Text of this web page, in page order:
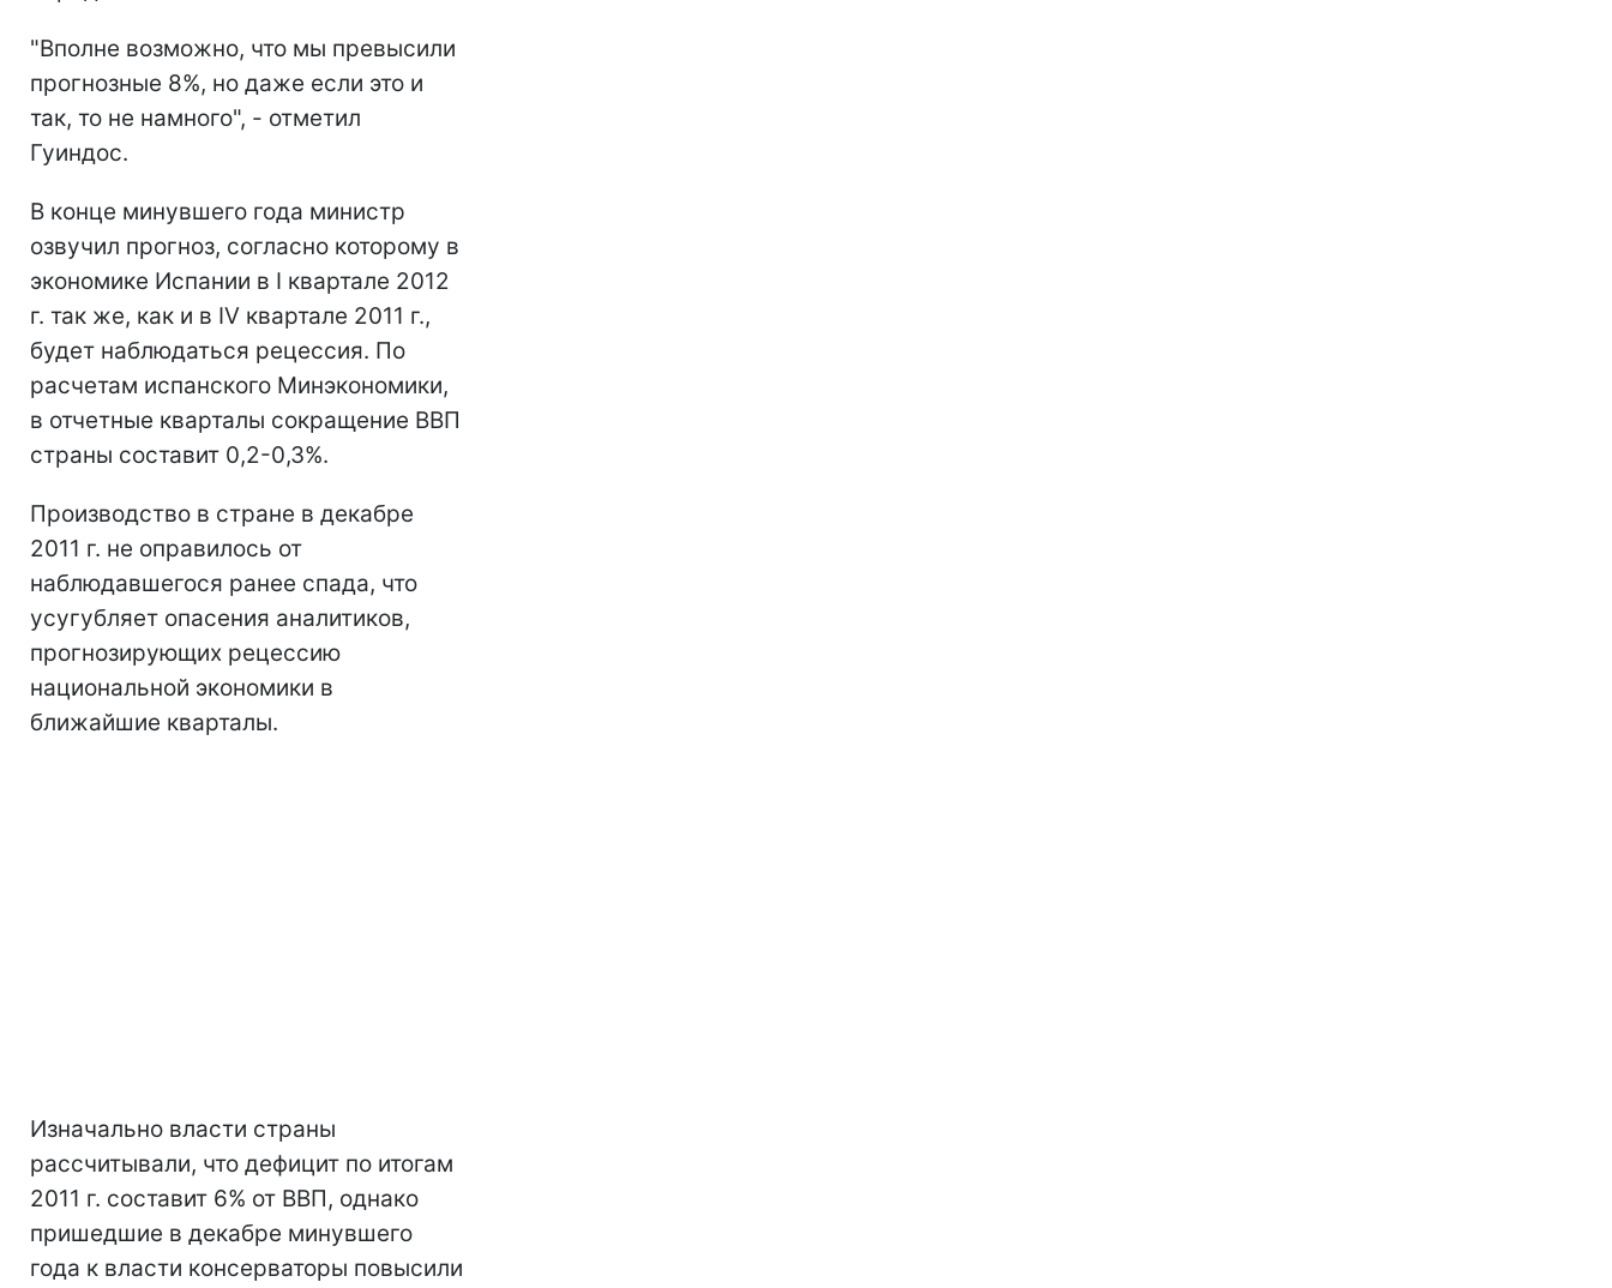
"Вполне возможно, что мы превысили
прогнозные 8%, но даже если это и
так, то не намного", - отметил
Гуиндос.
В конце минувшего года министр
озвучил прогноз, согласно которому в
экономике Испании в I квартале 2012
г. так же, как и в IV квартале 2011 г.,
будет наблюдаться рецессия. По
расчетам испанского Минэкономики,
в отчетные кварталы сокращение ВВП
страны составит 0,2-0,3%.
Производство в стране в декабре
2011 г. не оправилось от
наблюдавшегося ранее спада, что
усугубляет опасения аналитиков,
прогнозирующих рецессию
национальной экономики в
ближайшие кварталы.
Изначально власти страны
рассчитывали, что дефицит по итогам
2011 г. составит 6% от ВВП, однако
пришедшие в декабре минувшего
года к власти консерваторы повысили